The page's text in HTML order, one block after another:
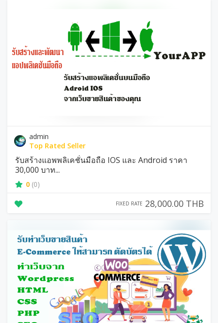
admin
Top Rated Seller
รับสร้างแอพพลิเคชั่นมือถือ IOS และ Android ราคา
30,000 บาท...
0 (0)
FIXED RATE 28,000.00 THB